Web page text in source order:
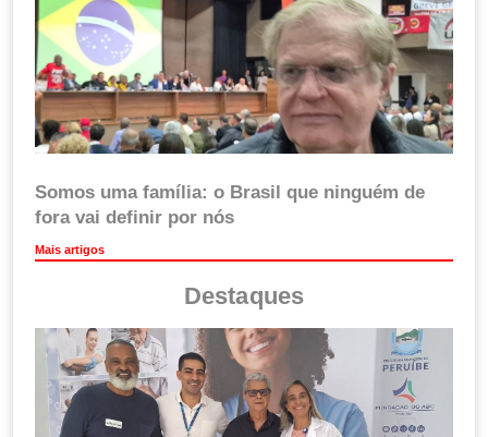
Somos uma família: o Brasil que ninguém de
fora vai definir por nós
Mais artigos
Destaques